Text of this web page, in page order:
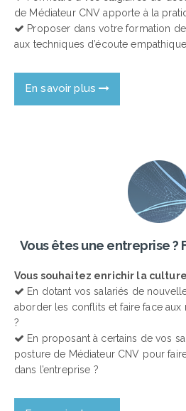
de Médiateur CNV apporte à la
Proposer dans votre formation
aux techniques d’écoute
En savoir plus
Vous êtes une entreprise ?
Vous souhaitez enrichir la
En dotant vos salariés de
aborder les conflits et faire face
?
En proposant à certains de vos
posture de Médiateur CNV pour
dans l’entreprise ?